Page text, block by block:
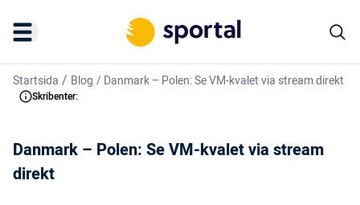
Startsida / Blog /Danmark – Polen: Se VM-kvalet via stream direkt
Skribenter:
Danmark – Polen: Se VM-kvalet via stream
direkt